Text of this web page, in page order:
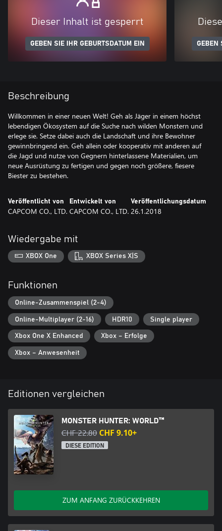
Dieser Inhalt ist gesperrt
GEBEN SIE IHR GEBURTSDATUM EIN GEBEN
Beschreibung
Willkommen in einer neuen Welt! Geh als Jäger in einem höchst
lebendigen Ökosystem auf die Suche nach wilden Monstern und
erlege sie. Setze dabei auch die Landschaft und ihre Bewohner
gewinnbringend ein. Geh allein oder kooperativ mit anderen auf
die Jagd und nutze von Gegnern hinterlassene Materialien, um
neue Ausrüstung zu fertigen und gegen noch größere, fiesere
Biester zu bestehen.
Veröffentlicht von
CAPCOM CO., LTD.
Entwickelt von
CAPCOM CO., LTD.
Veröffentlichungsdatum
26.1.2018
Wiedergabe mit
XBOX One XBOX Series X|S
Funktionen
Online-Zusammenspiel (2-4)
Online-Multiplayer (2-16) HDR10 Single player
Xbox One X Enhanced Xbox – Erfolge
Xbox – Anwesenheit
Editionen vergleichen
MONSTER HUNTER: WORLD™
CHF 22.80 CHF 9.10+
DIESE EDITION
ZUM ANFANG ZURÜCKKEHREN